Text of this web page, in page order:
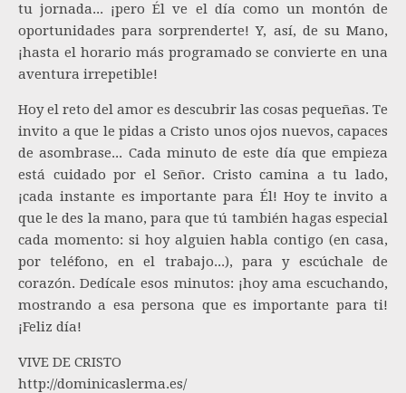
tu jornada... ¡pero Él ve el día como un montón de
oportunidades para sorprenderte! Y, así, de su Mano,
¡hasta el horario más programado se convierte en una
aventura irrepetible!
Hoy el reto del amor es descubrir las cosas pequeñas. Te
invito a que le pidas a Cristo unos ojos nuevos, capaces
de asombrase... Cada minuto de este día que empieza
está cuidado por el Señor. Cristo camina a tu lado,
¡cada instante es importante para Él! Hoy te invito a
que le des la mano, para que tú también hagas especial
cada momento: si hoy alguien habla contigo (en casa,
por teléfono, en el trabajo...), para y escúchale de
corazón. Dedícale esos minutos: ¡hoy ama escuchando,
mostrando a esa persona que es importante para ti!
¡Feliz día!
VIVE DE CRISTO
http://dominicaslerma.es/